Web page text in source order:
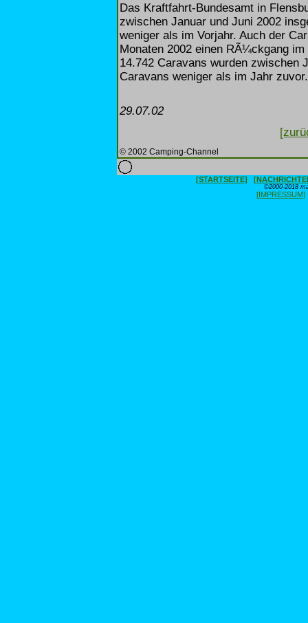
Das Kraftfahrt-Bundesamt in
zwischen Januar und Juni 2002
weniger als im Vorjahr. Auch der
Monaten 2002 einen RÃ¼ckgang
14.742 Caravans wurden zwischen
Caravans weniger als im Jahr zuvor.
29.07.02
© 2002 Camping-Channel
[STARTSEITE]
©2000-2018
[IMPRESSUM]